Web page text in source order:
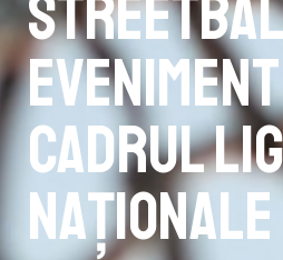
cadrul
Naționale